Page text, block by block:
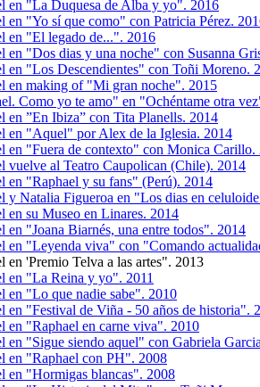
en "La Duquesa de Alba y yo". 2016
en "Yo sí que como" con Patricia Pérez.
en "El legado de...". 2016
en "Dos dias y una noche" con Susanna
en "Los Descendientes" con Toñi Moreno.
en making of "Mi gran noche". 2015
Como yo te amo" en "Ochéntame otra
en ”En Ibiza” con Tita Planells. 2014
en "Aquel" por Alex de la Iglesia. 2014
en "Fuera de contexto" con Monica Carillo.
vuelve al Teatro Caupolican (Chile). 2014
en "Raphael y su fans" (Perú). 2014
y Natalia Figueroa en "Los dias en
en su Museo en Linares. 2014
en "Joana Biarnés, una entre todos". 2014
en "Leyenda viva" con "Comando
en 'Premio Telva a las artes". 2013
en "La Reina y yo". 2011
en "Lo que nadie sabe". 2010
en "Festival de Viña - 50 años de historia".
en "Raphael en carne viva". 2010
en "Sigue siendo aquel" con Gabriela
en "Raphael con PH". 2008
en "Hormigas blancas". 2008